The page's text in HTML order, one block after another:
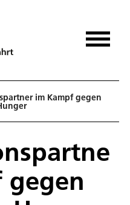
im Kampf gegen
gegen